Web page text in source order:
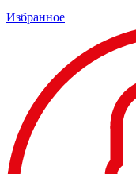
Избранное